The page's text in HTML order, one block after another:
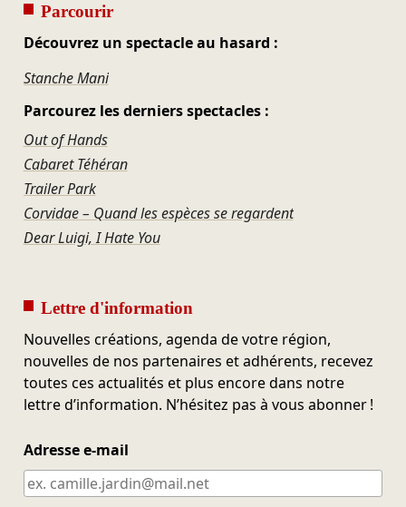
Parcourir
Découvrez un spectacle au hasard :
Stanche Mani
Parcourez les derniers spectacles :
Out of Hands
Cabaret Téhéran
Trailer Park
Corvidae – Quand les espèces se regardent
Dear Luigi, I Hate You
Lettre d'information
Nouvelles créations, agenda de votre région,
nouvelles de nos partenaires et adhérents, recevez
toutes ces actualités et plus encore dans notre
lettre d’information. N’hésitez pas à vous abonner !
Adresse e-mail